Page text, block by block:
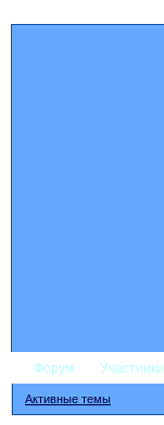
Форум Участники
Активные темы